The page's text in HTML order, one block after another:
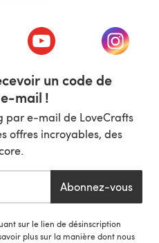
onglet)
dans un nouvel onglet)
(s'ouvre dans un(s'ouvre
un code de
mail !
par e-mail de LoveCrafts
offres incroyables, des
Abonnez-vous
sur le lien de désinscription
plus sur la manière dont nous